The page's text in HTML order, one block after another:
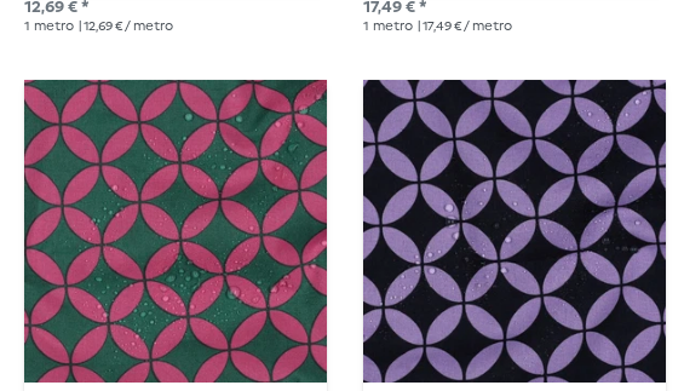
12,69 € *
1 metro | 12,69 € / metro
17,49 € *
1 metro | 17,49 € / metro